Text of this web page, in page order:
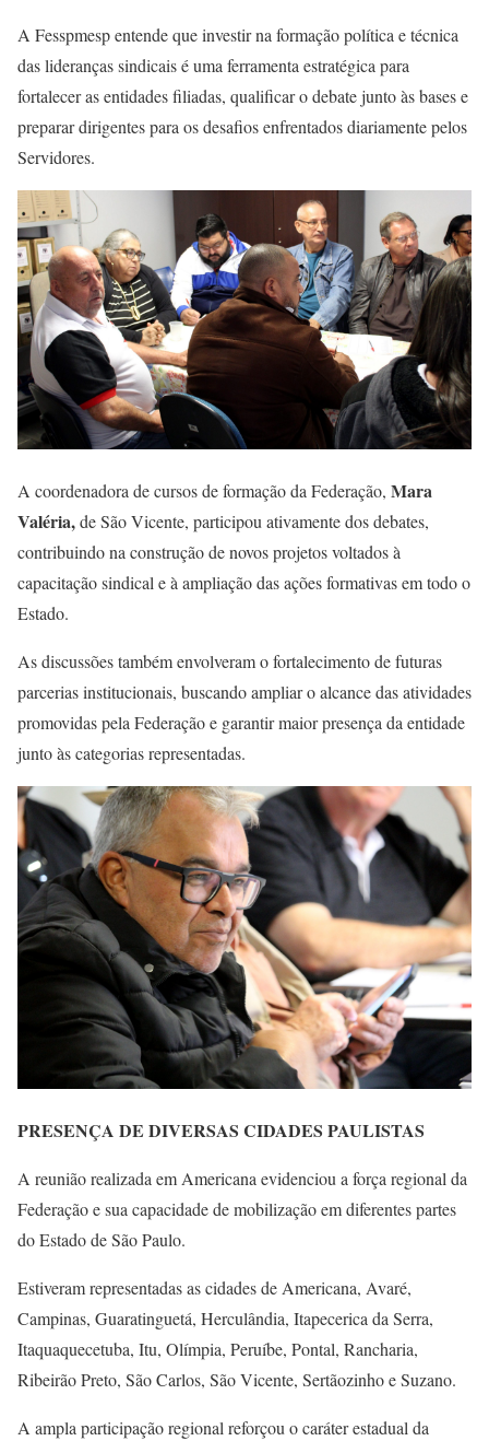
A Fesspmesp entende que investir na formação política e técnica
das lideranças sindicais é uma ferramenta estratégica para
fortalecer as entidades filiadas, qualificar o debate junto às bases e
preparar dirigentes para os desafios enfrentados diariamente pelos
Servidores.
A coordenadora de cursos de formação da Federação, Mara
Valéria,de São Vicente, participou ativamente dos debates,
contribuindo na construção de novos projetos voltados à
capacitação sindical e à ampliação das ações formativas em todo o
Estado.
As discussões também envolveram o fortalecimento de futuras
parcerias institucionais, buscando ampliar o alcance das atividades
promovidas pela Federação e garantir maior presença da entidade
junto às categorias representadas.
PRESENÇA DE DIVERSAS CIDADES PAULISTAS
A reunião realizada em Americana evidenciou a força regional da
Federação e sua capacidade de mobilização em diferentes partes
do Estado de São Paulo.
Estiveram representadas as cidades de Americana, Avaré,
Campinas, Guaratinguetá, Herculândia, Itapecerica da Serra,
Itaquaquecetuba, Itu, Olímpia, Peruíbe, Pontal, Rancharia,
Ribeirão Preto, São Carlos, São Vicente, Sertãozinho e Suzano.
A ampla participação regional reforçou o caráter estadual da